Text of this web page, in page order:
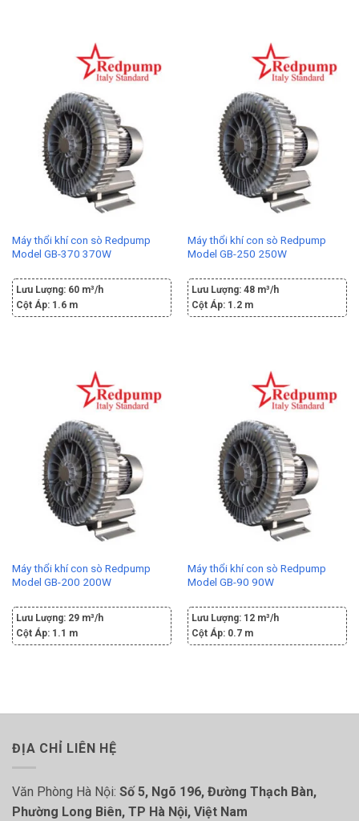
Máy thổi khí con sò Redpump
Model GB-370 370W
Lưu Lượng: 60 m³/h
Cột Áp: 1.6 m
Máy thổi khí con sò Redpump
Model GB-250 250W
Lưu Lượng: 48 m³/h
Cột Áp: 1.2 m
Máy thổi khí con sò Redpump
Model GB-200 200W
Lưu Lượng: 29 m³/h
Cột Áp: 1.1 m
Máy thổi khí con sò Redpump
Model GB-90 90W
Lưu Lượng: 12 m³/h
Cột Áp: 0.7 m
ĐỊA CHỈ LIÊN HỆ
Văn Phòng Hà Nội: Số 5, Ngõ 196, Đường Thạch Bàn,
Phường Long Biên, TP Hà Nội, Việt Nam